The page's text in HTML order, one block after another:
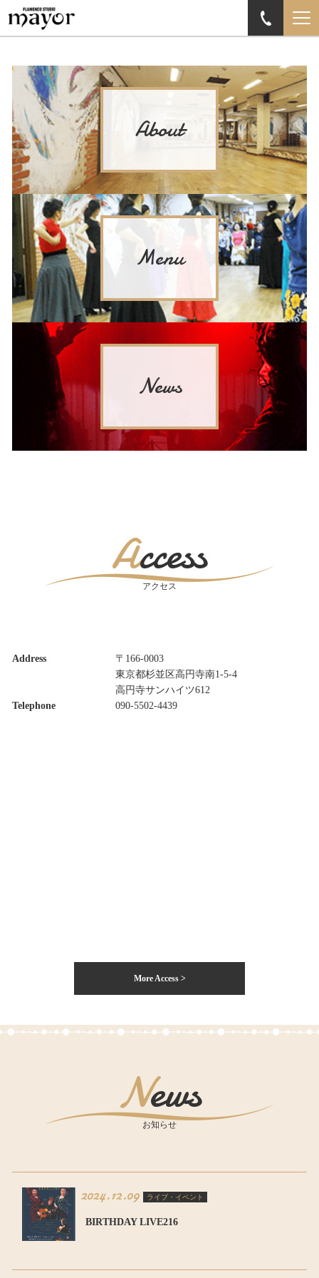
About
Menu
News
Access
アクセス
Address
〒166-0003
東京都杉並区高円寺南1-5-4
高円寺サンハイツ612
Telephone
090-5502-4439
More Access >
News
お知らせ
2024.12.09 ライブ・イベント
BIRTHDAY LIVE216